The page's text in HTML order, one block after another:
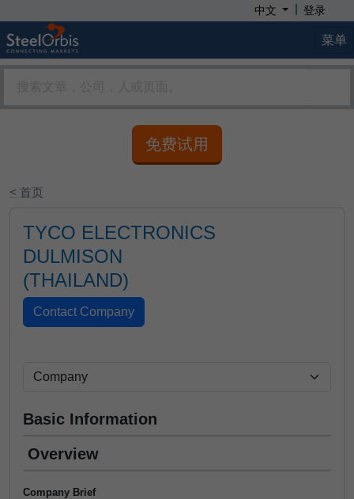
中文 | 登录
菜单
免费试用
< 首页
TYCO ELECTRONICS
DULMISON
(THAILAND)
Basic Information
Overview
Company Brief